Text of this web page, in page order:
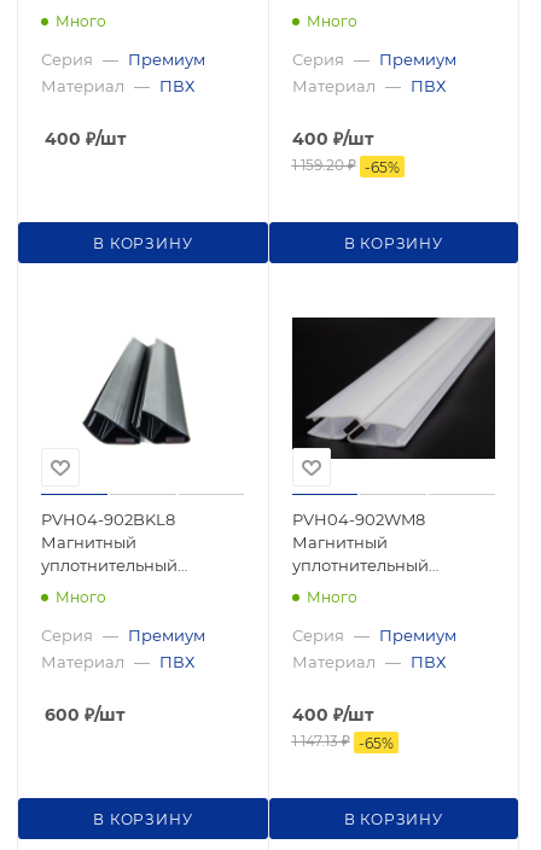
профиль, прямой угол,
Много
Серия — Премиум
Материал — ПВХ
400 ₽/шт
В КОРЗИНУ
профиль, 180°
стекла 8 мм , 2500мм,
premium
Много
Серия — Премиум
Материал — ПВХ
400 ₽/шт
1 159.20₽ -65%
В КОРЗИНУ
PVH04-902BKL8
Магнитный
уплотнительный
профиль, 180°
стекла 8 мм, 2500мм,
premium
Много
Серия — Премиум
Материал — ПВХ
600 ₽/шт
В КОРЗИНУ
PVH04-902WM8
Магнитный
уплотнительный
профиль, 180°
стекла 8мм, 2500мм,
premium
Много
Серия — Премиум
Материал — ПВХ
400 ₽/шт
1 147.13₽ -65%
В КОРЗИНУ